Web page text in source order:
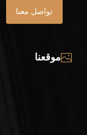
تواصل معنا
موقعنا